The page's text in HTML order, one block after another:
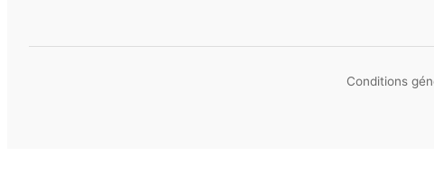
Conditions